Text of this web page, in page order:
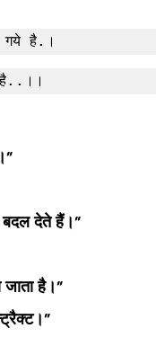
गये है.।
है..।।
बदल देते हैं।"
जाता है।"